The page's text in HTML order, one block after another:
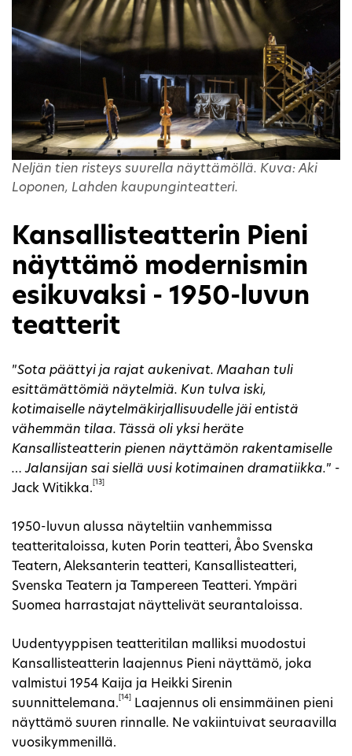
Neljän tien risteys suurella näyttämöllä. Kuva: Aki
Loponen, Lahden kaupunginteatteri.
Kansallisteatterin Pieni
näyttämö modernismin
esikuvaksi - 1950-luvun
teatterit
”Sota päättyi ja rajat aukenivat. Maahan tuli
esittämättömiä näytelmiä. Kun tulva iski,
kotimaiselle näytelmäkirjallisuudelle jäi entistä
vähemmän tilaa. Tässä oli yksi heräte
Kansallisteatterin pienen näyttämön rakentamiselle
… Jalansijan sai siellä uusi kotimainen dramatiikka.” -
Jack Witikka.
[13]
1950-luvun alussa näyteltiin vanhemmissa
teatteritaloissa, kuten Porin teatteri, Åbo Svenska
Teatern, Aleksanterin teatteri, Kansallisteatteri,
Svenska Teatern ja Tampereen Teatteri. Ympäri
Suomea harrastajat näyttelivät seurantaloissa.
Uudentyyppisen teatteritilan malliksi muodostui
Kansallisteatterin laajennus Pieni näyttämö, joka
valmistui 1954 Kaija ja Heikki Sirenin
suunnittelemana.
[14]
Laajennus oli ensimmäinen pieni
näyttämö suuren rinnalle. Ne vakiintuivat seuraavilla
vuosikymmenillä.